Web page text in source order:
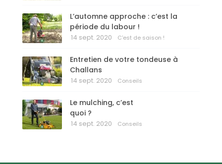
L’automne approche : c’est la
période du labour !
14 sept. 2020 C'est de saison !
Entretien de votre tondeuse à
Challans
14 sept. 2020 Conseils
Le mulching, c’est
quoi ?
14 sept. 2020 Conseils